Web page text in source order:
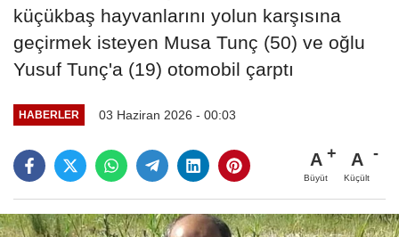
küçükbaş hayvanlarını yolun karşısına
geçirmek isteyen Musa Tunç (50) ve oğlu
Yusuf Tunç'a (19) otomobil çarptı
HABERLER 03 Haziran 2026 - 00:03
A
Büyüt
A
Küçült